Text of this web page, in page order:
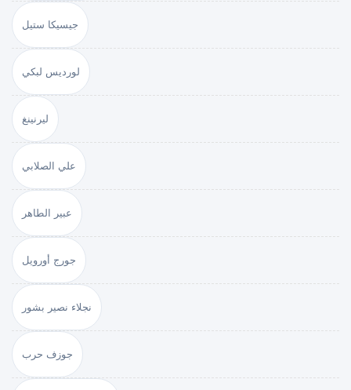
جيسيكا ستيل
لورديس لبكي
ليرنينغ
علي الصلابي
عبير الطاهر
جورج أورويل
نجلاء نصير بشور
جوزف حرب